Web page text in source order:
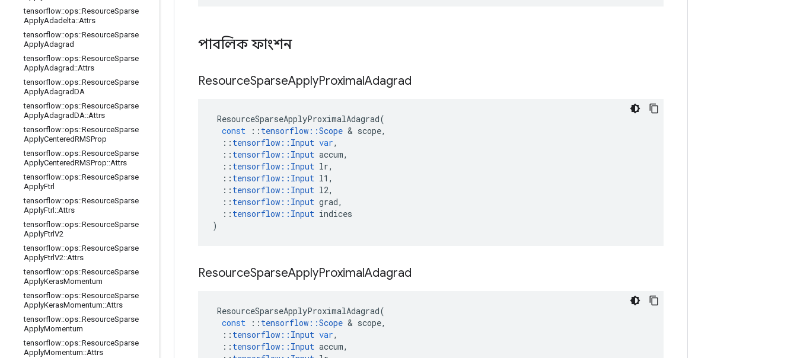
tensorflow::ops::ResourceSparse
ApplyAdadelta::Attrs
tensorflow::ops::ResourceSparse
ApplyAdagrad
tensorflow::ops::ResourceSparse
ApplyAdagrad ::Attrs
tensorflow::ops::ResourceSparse
ApplyAdagradDA
tensorflow::ops::ResourceSparse
ApplyAdagradDA::Attrs
tensorflow::ops::ResourceSparse
ApplyCenteredRMSProp
tensorflow::ops::ResourceSparse
ApplyCenteredRMSProp::Attrs
tensorflow::ops::ResourceSparse
ApplyFtrl
tensorflow::ops::ResourceSparse
ApplyFtrl ::Attrs
tensorflow::ops::ResourceSparse
ApplyFtrlV2
tensorflow::ops::ResourceSparse
ApplyFtrlV2::Attrs
tensorflow::ops::ResourceSparse
ApplyKerasMomentum
tensorflow::ops::ResourceSparse
ApplyKerasMomentum::Attrs
tensorflow::ops::ResourceSparse
ApplyMomentum
tensorflow::ops::ResourceSparse
ApplyMomentum::Attrs
পাবলিক ফাংশন
ResourceSparseApplyProximalAdagrad
ResourceSparseApplyProximalAdagrad(
const
:: tensorflow ::Scope & scope,
:: tensorflow :: Input var,
:: tensorflow :: Input accum,
:: tensorflow :: Input lr,
:: tensorflow :: Input l1 ,
:: tensorflow :: Input l2,
:: tensorflow :: Input grad,
:: tensorflow :: Input indices
)
ResourceSparseApplyProximalAdagrad
ResourceSparseApplyProximalAdagrad(
const
:: tensorflow ::Scope & scope,
:: tensorflow :: Input var,
:: tensorflow :: Input accum,